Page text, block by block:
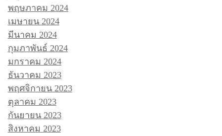
พฤษภาคม 2024
เมษายน 2024
มีนาคม 2024
กุมภาพันธ์ 2024
มกราคม 2024
ธันวาคม 2023
พฤศจิกายน 2023
ตุลาคม 2023
กันยายน 2023
สิงหาคม 2023